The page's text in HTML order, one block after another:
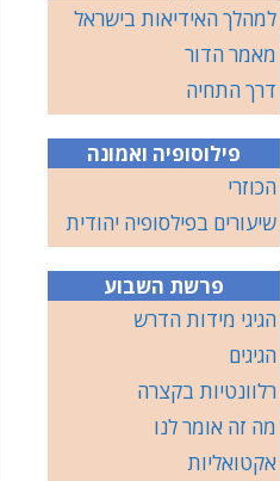
למהלך האידיאות בישראל
מאמר הדור
דרך התחיה
פילוסופיה ואמונה
הכוזרי
שיעורים בפילסופיה יהודית
פרשת השבוע
הגיגי מידות הדרש
הגיגים
רלוונטיות בקצרה
מה זה אומר לנו
אקטואליות